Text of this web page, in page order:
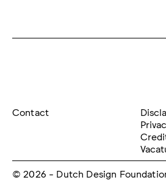
Contact
© 2026 - Dutch Design